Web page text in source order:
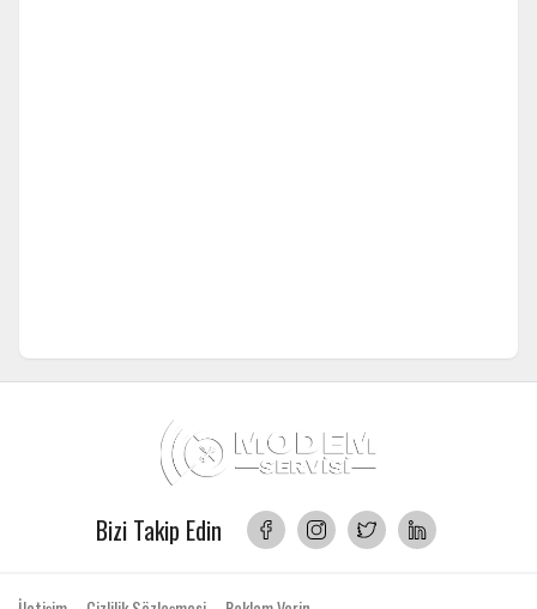
Bizi Takip Edin